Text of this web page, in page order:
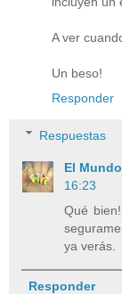
A ver
Un beso!
Responder
Respuestas
El
16:23
Qué
ya verás.
Responder